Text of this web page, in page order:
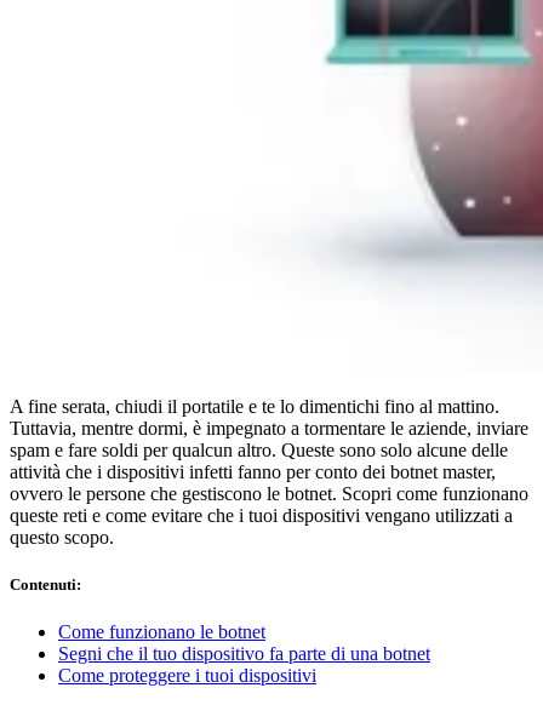
A fine serata, chiudi il portatile e te lo dimentichi fino al mattino.
Tuttavia, mentre dormi, è impegnato a tormentare le aziende, inviare
spam e fare soldi per qualcun altro. Queste sono solo alcune delle
attività che i dispositivi infetti fanno per conto dei botnet master,
ovvero le persone che gestiscono le botnet. Scopri come funzionano
queste reti e come evitare che i tuoi dispositivi vengano utilizzati a
questo scopo.
Contenuti:
Come funzionano le botnet
Segni che il tuo dispositivo fa parte di una botnet
Come proteggere i tuoi dispositivi